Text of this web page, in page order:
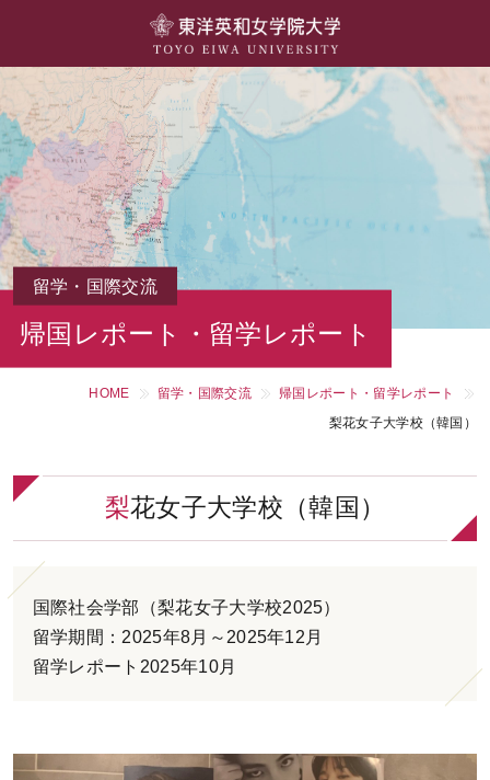
学部・学科
キャンパスライフ
留学・国際交流
キャリア・就職
研究・社会連携・生涯学習
大学院
留学・国際交流
帰国レポート・留学レポート
HOME 留学・国際交流
帰国レポート・留学レポート
梨花女子大学校（韓国）
梨花女子大学校（韓国）
国際社会学部（梨花女子大学校2025）
留学期間：2025年8月～2025年12月
留学レポート2025年10月